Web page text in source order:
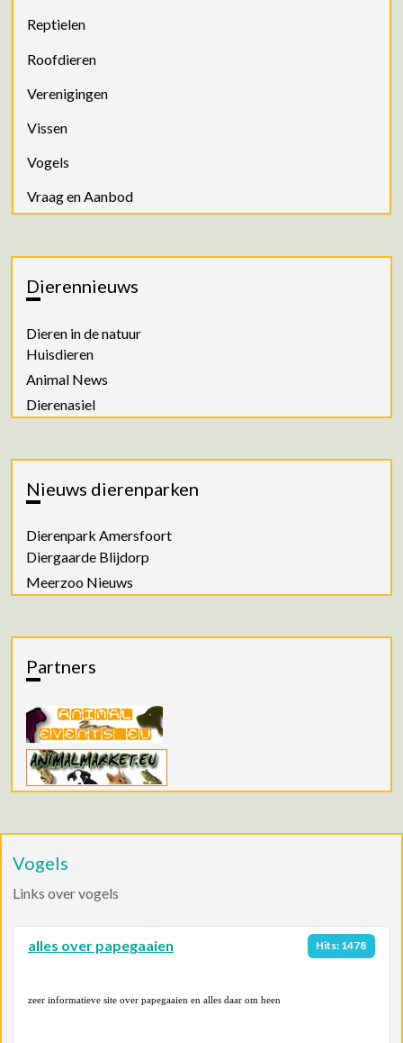
Reptielen
Roofdieren
Verenigingen
Vissen
Vogels
Vraag en Aanbod
Dierennieuws
Dieren in de natuur
Huisdieren
Animal News
Dierenasiel
Nieuws dierenparken
Dierenpark Amersfoort
Diergaarde Blijdorp
Meerzoo Nieuws
Partners
Vogels
Links over vogels
alles over papegaaien Hits: 1478
zeer informatieve site over papegaaien en alles daar om heen